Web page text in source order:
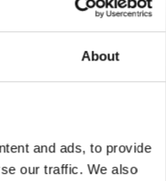
About
and ads, to provide
our traffic. We also
€1.419,00 excl. T.V.A.
€1.716,99 y compris T.V.A.
Comparez ce produit